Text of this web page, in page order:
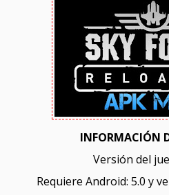
INFORMACIÓN
Versión del
Requiere Android: 5.0 y